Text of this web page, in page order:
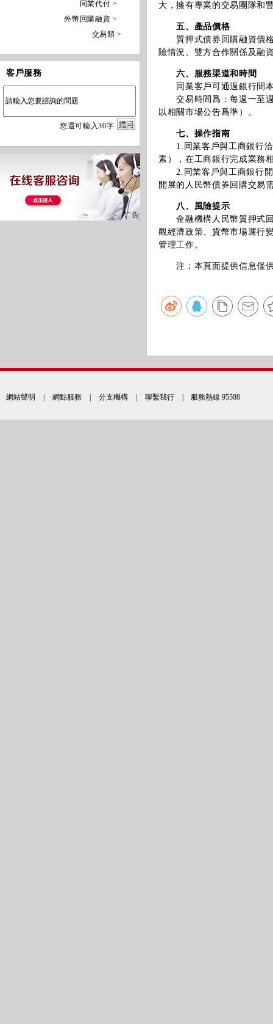
同業代付 >
外幣回購融資 >
交易類 >
客戶服務
您還可輸入30字
大，擁有專業的交易團隊和
五、產品價格
質押式債券回購融資價格
險情況、雙方合作關係及融
六、服務渠道和時間
同業客戶可通過銀行間本
交易時間爲：每週一至週
以相關市場公告爲準）。
七、操作指南
1.同業客戶與工商銀行洽
素），在工商銀行完成業務
2.同業客戶與工商銀行開
開展的人民幣債券回購交易
八、風險提示
金融機構人民幣質押式回
觀經濟政策、貨幣市場運行
管理工作。
注：本頁面提供信息僅供
網站聲明 網點服務 分支機構 聯繫我行 | 服務熱線 95588